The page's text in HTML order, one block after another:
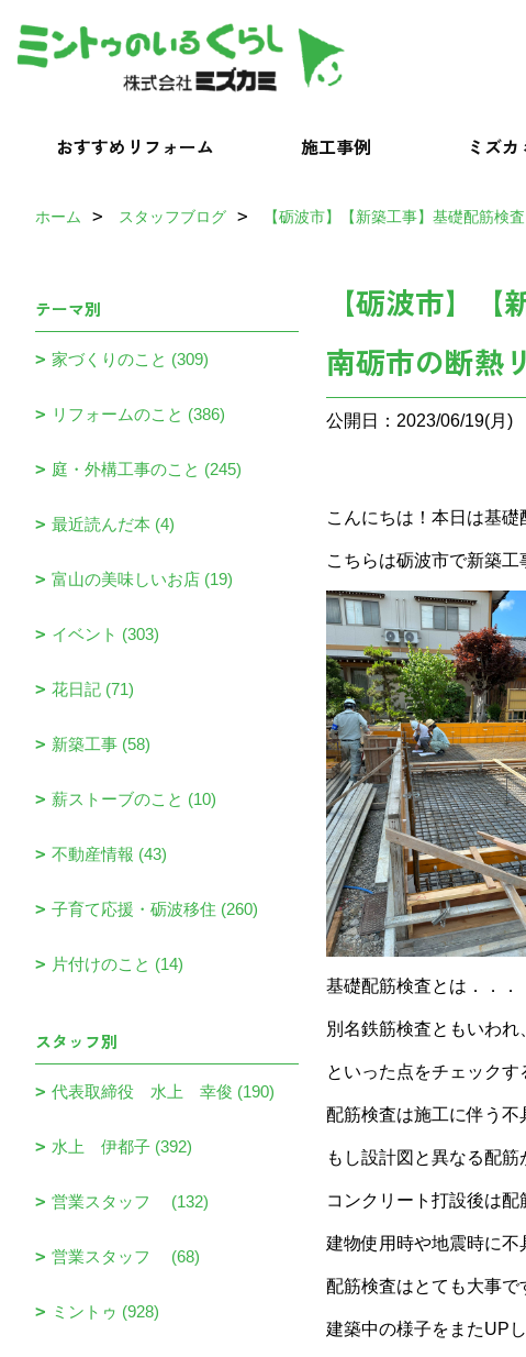
おすすめリフォーム 施工事例 ミズ
ホーム スタッフブログ 【砺波市】【新築工事】基礎配筋
【砺波市】
南砺市の断熱
公開日：2023/06/19(月)
こんにちは！本日は基礎
こちらは砺波市で新築
基礎配筋検査とは．．．
別名鉄筋検査ともいわ
といった点をチェックす
配筋検査は施工に伴う不
もし設計図と異なる配
コンクリート打設後は配
建物使用時や地震時に不
配筋検査はとても大事で
建築中の様子をまたUP
テーマ別
家づくりのこと (309)
リフォームのこと (386)
庭・外構工事のこと (245)
最近読んだ本 (4)
富山の美味しいお店 (19)
イベント (303)
花日記 (71)
新築工事 (58)
薪ストーブのこと (10)
不動産情報 (43)
子育て応援・砺波移住 (260)
片付けのこと (14)
スタッフ別
代表取締役 水上 幸俊 (190)
水上 伊都子 (392)
営業スタッフ (132)
営業スタッフ (68)
ミントゥ (928)